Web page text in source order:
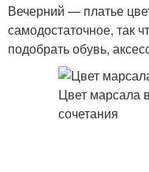
Вечерний — платье
самодостаточное, так
подобрать обувь,